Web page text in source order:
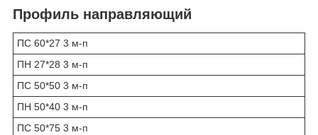
Профиль направляющий
ПС 60*27 3 м-п
ПН 27*28 3 м-п
ПС 50*50 3 м-п
ПН 50*40 3 м-п
ПС 50*75 3 м-п